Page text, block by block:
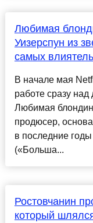
Любимая
Уизерспун из
самых
В начале мая
работе сразу
Любимая
продюсер,
в последние
(«Больша...
Ростовчанин
который